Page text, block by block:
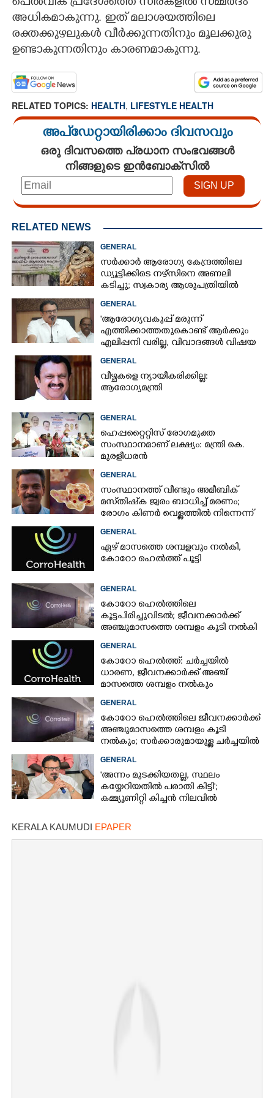
അധികമാകുന്നു. ഇത് മലാശയത്തിലെ
രക്തക്കുഴലുകൾ വീർക്കുന്നതിനും മൂലക്കുരു
ഉണ്ടാകുന്നതിനും കാരണമാകുന്നു.
RELATED TOPICS: HEALTH, LIFESTYLE HEALTH
അപ്ഡേറ്റായിരിക്കാം ദിവസവും
ഒരു ദിവസത്തെ പ്രധാന സംഭവങ്ങൾ
നിങ്ങളുടെ ഇൻബോക്സിൽ
RELATED NEWS
GENERAL
സർക്കാർ ആരോഗ്യ കേന്ദ്രത്തിലെ
ഡ്യൂട്ടിക്കിടെ നഴ്സിനെ അണലി
കടിച്ചു; സ്വകാര്യ ആശുപത്രിയിൽ
GENERAL
'ആരോഗ്യവകുപ്പ് മരുന്ന്
എത്തിക്കാത്തതുകൊണ്ട് ആർക്കും
എലിപ്പനി വരില്ല, വിവാദങ്ങൾ വിഷയ
GENERAL
വീഴ്ചകളെ ന്യായീകരിക്കില്ല:
ആരോഗ്യമന്ത്രി
GENERAL
ഹെപ്പറ്റൈറ്റിസ് രോഗമുക്ത
സംസ്ഥാനമാണ് ലക്ഷ്യം: മന്ത്രി കെ.
മുരളീധരൻ
GENERAL
സംസ്ഥാനത്ത് വീണ്ടും അമീബിക്
മസ്‌തിഷ്‌ക ജ്വരം ബാധിച്ച് മരണം;
രോഗം കിണർ വെള്ളത്തിൽ നിന്നെന്ന്
GENERAL
ഏഴ് മാസത്തെ ശമ്പളവും നൽകി,
കോറോ ഹെൽത്ത് പൂട്ടി
GENERAL
കോറോ ഹെൽത്തിലെ
കൂട്ടപിരിച്ചുവിടൽ; ജീവനക്കാർക്ക്
അഞ്ചുമാസത്തെ ശമ്പളം കൂടി നൽകി
GENERAL
കോറോ ഹെൽത്ത്: ചർച്ചയിൽ
ധാരണ, ജീവനക്കാർക്ക് അഞ്ച്
മാസത്തെ ശമ്പളം നൽകും
GENERAL
കോറോ ഹെൽത്തിലെ ജീവനക്കാർക്ക്
അഞ്ചുമാസത്തെ ശമ്പളം കൂടി
നൽകും; സർക്കാരുമായുള്ള ചർച്ചയിൽ
GENERAL
'അന്നം മുടക്കിയതല്ല, സ്ഥലം
കയ്യേറിയതിൽ പരാതി കിട്ടി';
കമ്മ്യൂണിറ്റി കിച്ചൻ നിലവിൽ
KERALA KAUMUDI EPAPER